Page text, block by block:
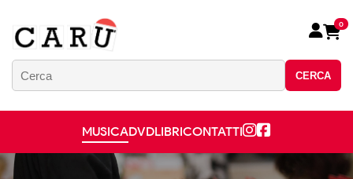
CERCA
0
MUSICADVDLIBRICONTATTI